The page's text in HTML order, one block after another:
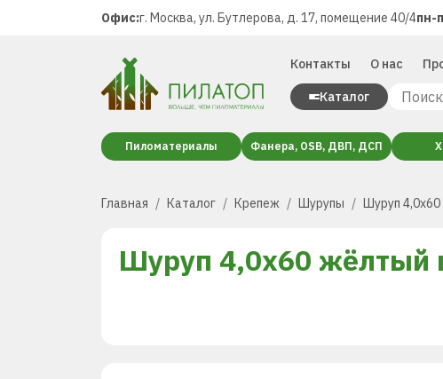
Офис:г. Москва, ул. Бутлерова, д. 17, помещение 40/4пн-
Контакты О нас
Каталог
Пиломатериалы Фанера, OSB, ДВП, ДСП
Главная Каталог Крепеж Шурупы Шуруп
Шуруп 4,0х60 жёлтый